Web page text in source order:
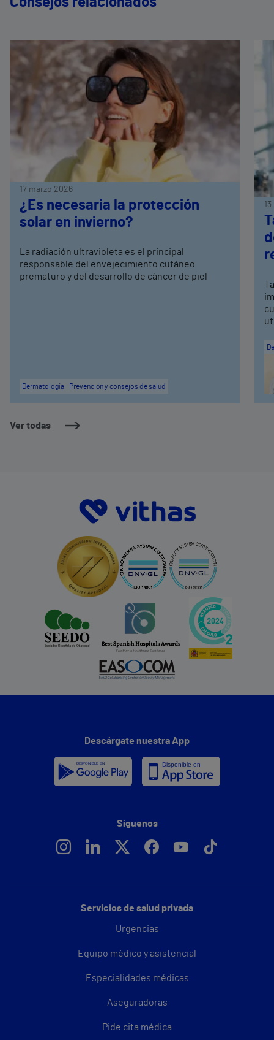
Ver todas
17 marzo 2026
¿Es necesaria la protección
solar en invierno?
La radiación ultravioleta es el principal
responsable del envejecimiento cutáneo
prematuro y del desarrollo de cáncer de piel
Dermatología Prevención y consejos de salud
Servicios de salud privada
Urgencias
Equipo médico y asistencial
Especialidades médicas
Aseguradoras
Pide cita médica
Descárgate nuestra App
Síguenos